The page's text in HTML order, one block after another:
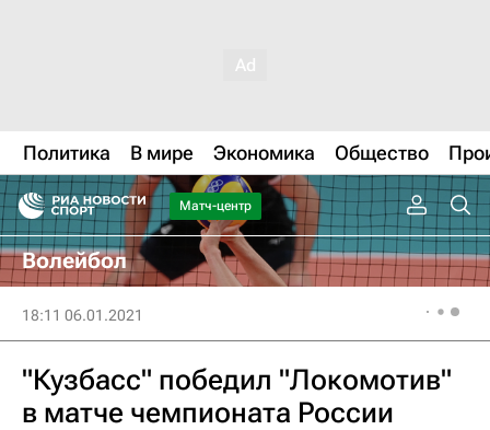
Политика В мире Экономика Общество
Матч-центр
Волейбол
18:11 06.01.2021
"Кузбасс" победил "Локомотив"
в матче чемпионата России